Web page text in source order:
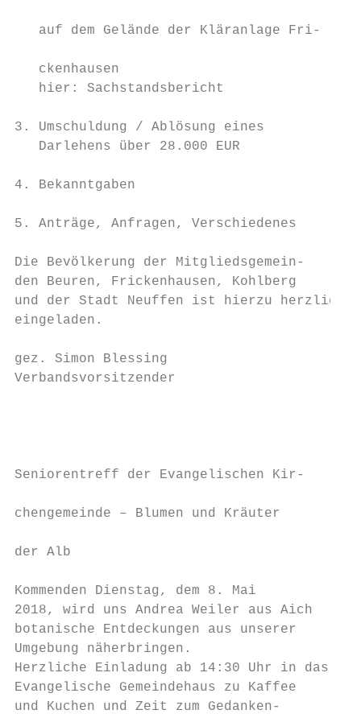
auf dem Gelände der Kläranlage Fri-
   ckenhausen
hier: Sachstandsbericht
3. Umschuldung / Ablösung eines
Darlehens über 28.000 EUR
4. Bekanntgaben
5. Anträge, Anfragen, Verschiedenes
Die Bevölkerung der Mitgliedsgemein-
den Beuren, Frickenhausen, Kohlberg
und der Stadt Neuffen ist hierzu
eingeladen.
gez. Simon Blessing
Verbandsvorsitzender
Seniorentreff der Evangelischen Kir-
chengemeinde – Blumen und Kräuter
der Alb
Kommenden Dienstag, dem 8. Mai
2018, wird uns Andrea Weiler aus Aich
botanische Entdeckungen aus unserer
Umgebung näherbringen.
Herzliche Einladung ab 14:30 Uhr
Evangelische Gemeindehaus zu
und Kuchen und Zeit zum